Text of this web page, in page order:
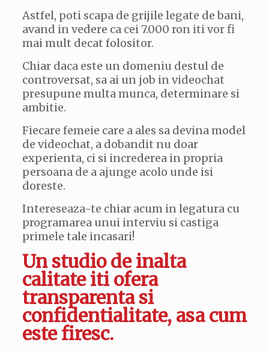
Astfel, poti scapa de grijile legate de bani,
avand in vedere ca cei 7.000 ron iti vor fi
mai mult decat folositor.
Chiar daca este un domeniu destul de
controversat, sa ai un job in videochat
presupune multa munca, determinare si
ambitie.
Fiecare femeie care a ales sa devina model
de videochat, a dobandit nu doar
experienta, ci si increderea in propria
persoana de a ajunge acolo unde isi
doreste.
Intereseaza-te chiar acum in legatura cu
programarea unui interviu si castiga
primele tale incasari!
Un studio de inalta
calitate iti ofera
transparenta si
confidentialitate, asa cum
este firesc.